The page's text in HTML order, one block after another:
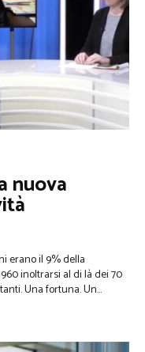
nuova
erano il 9% della
inoltrarsi al di là dei 70
Una fortuna. Un...